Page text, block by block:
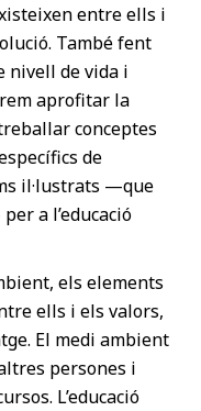
entre ells i
També fent
nivell de vida i
aprofitar la
conceptes
de
il·lustrats —que
a l’educació
els elements
ells i els valors,
El medi ambient
persones i
L’educació